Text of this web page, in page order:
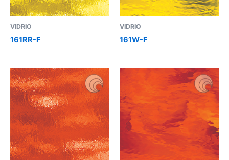
VIDRIO
161RR-F
VIDRIO
161W-F